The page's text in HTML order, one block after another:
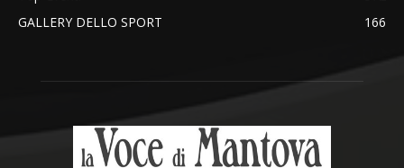
GALLERY DELLO SPORT
166